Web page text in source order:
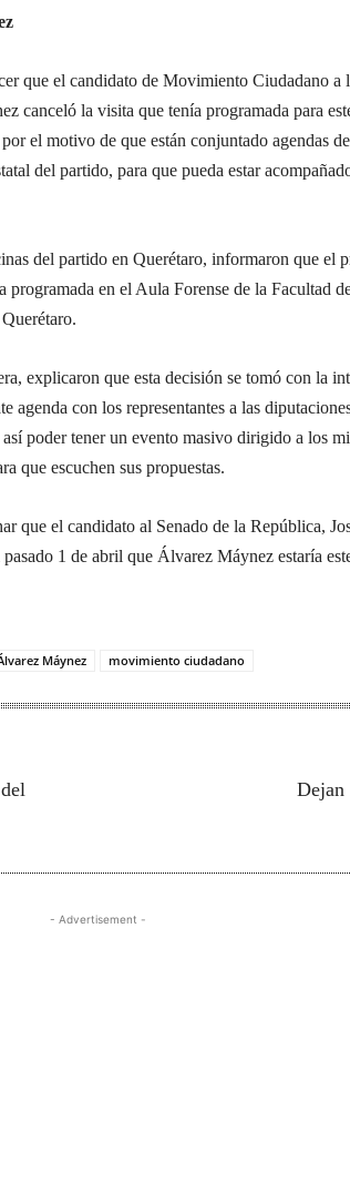
que el candidato de Movimiento Ciudadano a
canceló la visita que tenía programada para
el motivo de que están conjuntado agendas
del partido, para que pueda estar
del partido en Querétaro, informaron que el
programada en el Aula Forense de la Facultad
explicaron que esta decisión se tomó con la
agenda con los representantes a las
poder tener un evento masivo dirigido a los
que escuchen sus propuestas.
que el candidato al Senado de la República,
1 de abril que Álvarez Máynez estaría
Máynez movimiento ciudadano
Dejan
- Advertisement -